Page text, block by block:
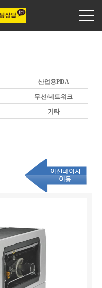
산업용PDA
무선/네트워크
기타